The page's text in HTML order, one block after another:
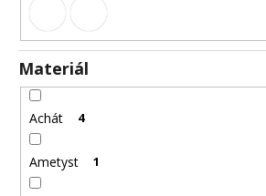
Materiál
Achát 4
Ametyst 1